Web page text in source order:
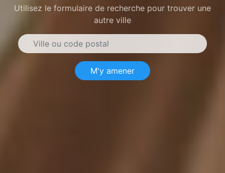
Utilisez le formulaire de recherche pour trouver une
autre ville
M'y amener